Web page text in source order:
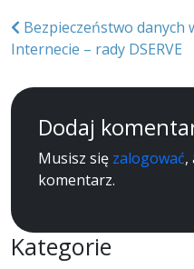
Nawigacja
wpisu
Bezpieczeństwo danych
Internecie – rady DSERVE
Dodaj
Musisz się zalogować,
komentarz.
Kategorie